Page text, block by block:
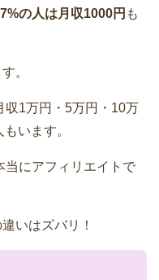
の人は月収1000円 も
。
収1万円・5万円・10万
います。
当にアフィリエイトで
いはズバリ！